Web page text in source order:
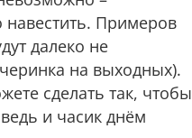
Примеров
далеко не
на выходных).
сделать так, чтобы
и часик днём